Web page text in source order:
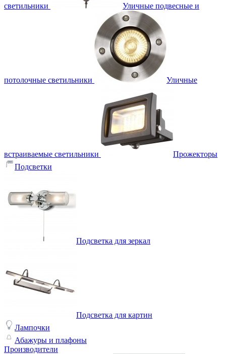
светильники Уличные подвесные и
потолочные светильники Уличные
встраиваемые светильники
Прожекторы
Подсветки
Подсветка для зеркал
Подсветка для картин
Лампочки
Абажуры и плафоны
Производители